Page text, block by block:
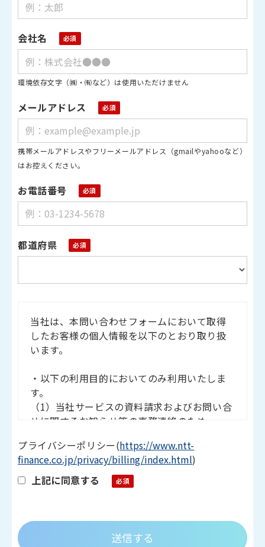
会社名
環境依存文字（㈱・㈲など）は使用いただけません
メールアドレス
携帯メールアドレスやフリーメールアドレス（gmailやyahooなど）
はお控えください。
お電話番号
都道府県
当社は、本問い合わせフォームにおいて取得
したお客様の個人情報を以下のとおり取り扱
います。
・以下の利用目的においてのみ利用いたしま
す。
（1）当社サービスの資料請求およびお問い合
せに関するお知らせ等の事務連絡のため
め
（3）上記の利用目的に付随する目的のため
・当社は、法令に定める場合を除き、あらか
（委託先を除く）に個人情報を提供すること
プライバシーポリシー(https://www.ntt-
finance.co.jp/privacy/billing/index.html)
上記に同意する